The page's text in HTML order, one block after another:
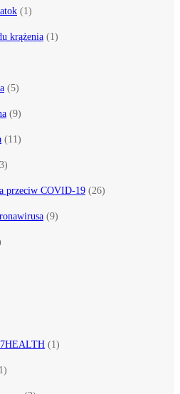
(1)
krążenia (1)
(5)
(9)
(11)
przeciw COVID-19 (26)
(9)
(1)